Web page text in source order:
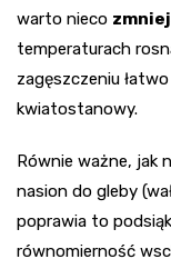
warto nieco
temperaturach
zagęszczeniu
kwiatostanowy.
Równie ważne, jak
nasion do gleby
poprawia to
równomierność